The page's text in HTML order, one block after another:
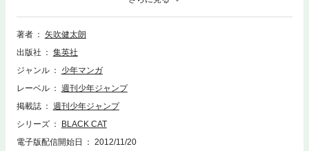
シキの未知なる力の前に、二人がとった戦略とは!?
著者
矢吹健太朗
出版社
集英社
ジャンル
少年マンガ
レーベル
週刊少年ジャンプ
掲載誌
週刊少年ジャンプ
シリーズ
BLACK CAT
電子版配信開始日
2012/11/20